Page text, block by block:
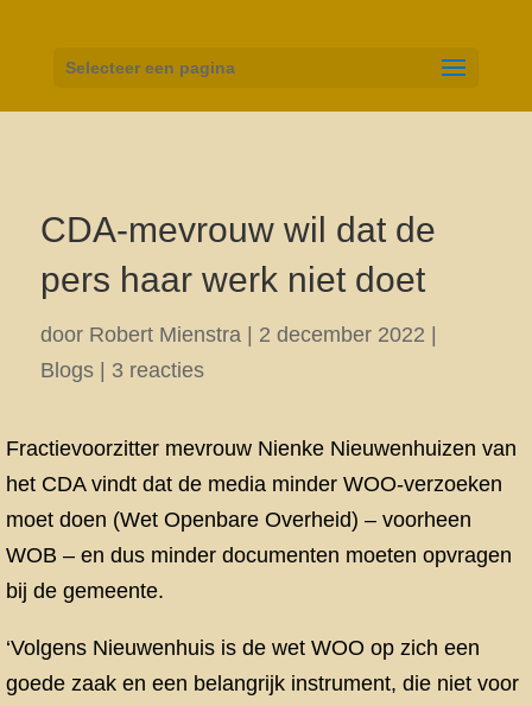
Selecteer een pagina
CDA-mevrouw wil dat de
pers haar werk niet doet
door Robert Mienstra| 2 december 2022
Blogs| 3 reacties
Fractievoorzitter mevrouw Nienke Nieuwenhuizen van
het CDA vindt dat de media minder WOO-verzoeken
moet doen (Wet Openbare Overheid) – voorheen
WOB – en dus minder documenten moeten opvragen
bij de gemeente.
‘Volgens Nieuwenhuis is de wet WOO op zich een
goede zaak en een belangrijk instrument, die niet voor